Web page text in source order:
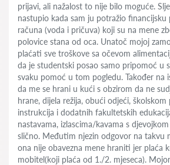
prijavi, ali nažalost to nije bilo moguće.
nastupio kada sam ju potražio financijsku
računa (voda i pričuva) koji su na mene
polovice stana od oca. Unatoč mojoj
plaćati sve troškove sa očevom
da je studentski posao samo pripomoć u
svaku pomoć u tom pogledu. Također na
da me se hrani u kući s obzirom da ne
hrane, dijela režija, obući odjeći,
instrukcija i dodatnih fakultetskih
nastavama, izlascima/kavama s
slično. Međutim njezin odgovor na takvu
ona nije obavezna mene hraniti jer plaća
mobitel(koji plaća od 1./2. mjeseca).